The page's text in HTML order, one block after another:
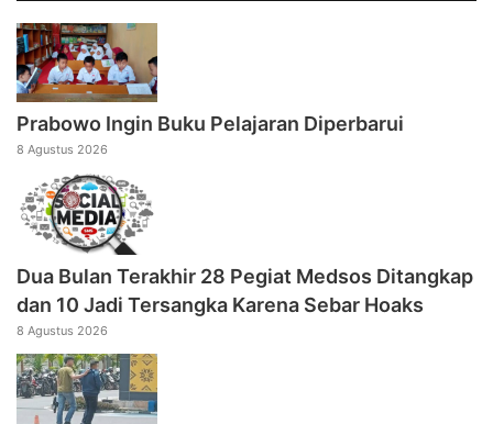
Prabowo Ingin Buku Pelajaran Diperbarui
8 Agustus 2026
Dua Bulan Terakhir 28 Pegiat Medsos Ditangkap
dan 10 Jadi Tersangka Karena Sebar Hoaks
8 Agustus 2026